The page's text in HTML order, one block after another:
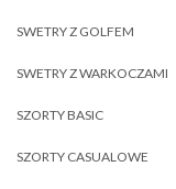
SWETRY Z GOLFEM
SWETRY Z WARKOCZAMI
SZORTY BASIC
SZORTY CASUALOWE